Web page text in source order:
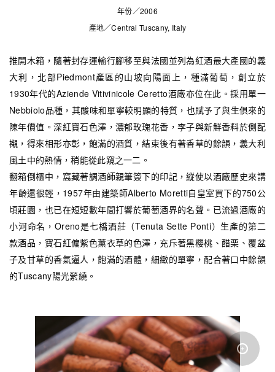
年份／2006
產地／Central Tuscany, Italy
推開木箱，隨著封存運輸行腳移至與法國並列為紅酒最大產國的義
大利，北部Piedmont產區的山坡向陽面上，種滿葡萄，創立於
1930年代的Aziende Vitivinicole Ceretto酒廠亦位在此。採用單一
Nebbiolo品種，其酸味和單寧較明顯的特質，也賦予了與生俱來的
陳年價值。深紅寶石色澤，濃郁玫瑰花香，李子與新鮮香料於側配
襯，得來相形亦彰，飽滿的酒質，結束後有著香草的餘韻，義大利
風土中的熱情，稍能從此窺之一二。
翻箱倒櫃中，窩藏著調酒師親筆簽下的印記，縱使以酒廠歷史來講
年齡還很輕，1957年由建築師Alberto Moretti自皇室買下的750公
頃莊園，也已在短短數年間打響於葡萄酒界的名聲。已流過酒廠的
小河命名，Oreno是七橋酒莊（Tenuta Sette Ponti）生產的第二
款酒品，寶石紅偏紫色薰衣草的色澤，充斥著黑櫻桃、醋栗、覆盆
子及甘草的香氣逼人，飽滿的酒體，細緻的單寧，配合著口中餘韻
的Tuscany陽光縈繞。